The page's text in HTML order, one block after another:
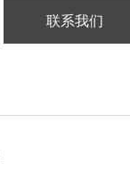
联系我们